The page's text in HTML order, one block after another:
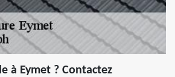
à Eymet ? Contactez